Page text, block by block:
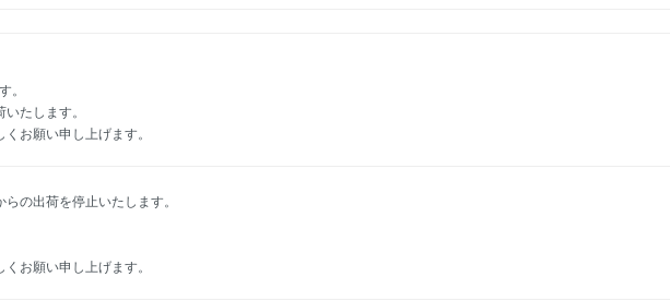
。
たします。
お願い申し上げます。
の出荷を停止いたします。
お願い申し上げます。